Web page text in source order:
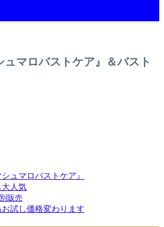
ュマロバストケア』＆バスト
ュマロバストケア』
人気
販売
試し価格変わります